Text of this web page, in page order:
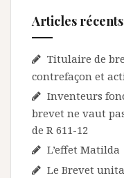
Articles récents
Titulaire de
contrefaçon et
Inventeurs
brevet ne vaut
de R 611-12
L’effet Matilda
Le Brevet